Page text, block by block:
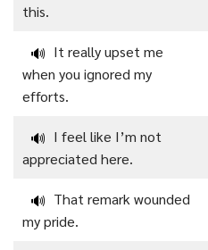
this.
🔊 It really upset me
when you ignored my
efforts.
🔊 I feel like I’m not
appreciated here.
🔊 That remark wounded
my pride.